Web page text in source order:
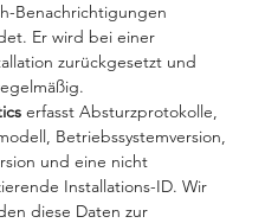
Benachrichtigungen
Er wird bei einer
zurückgesetzt und
erfasst Absturzprotokolle,
Betriebssystemversion,
und eine nicht
Installations-ID. Wir
diese Daten zur